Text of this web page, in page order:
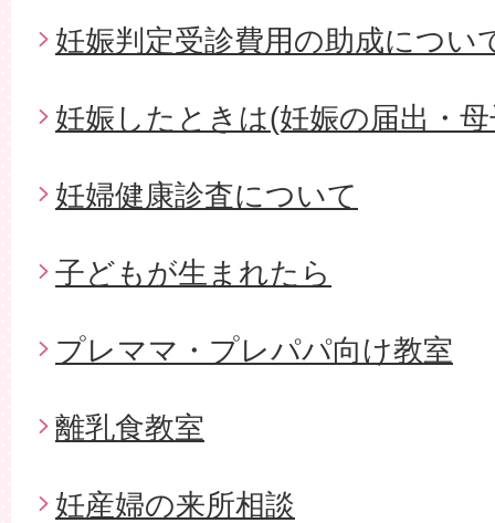
妊娠判定受診費用の助成につい
妊娠したときは(妊娠の届出・
妊婦健康診査について
子どもが生まれたら
プレママ・プレパパ向け教室
離乳食教室
妊産婦の来所相談